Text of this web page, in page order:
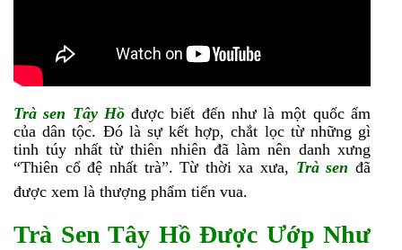
Trà sen Tây Hồđược biết đến như là một quốc ẩm
của dân tộc. Đó là sự kết hợp, chắt lọc từ những gì
tinh túy nhất từ thiên nhiên đã làm nên danh xưng
“Thiên cổ đệ nhất trà”. Từ thời xa xưa, Trà senđã
được xem là thượng phẩm tiến vua.
Trà Sen Tây Hồ Được Ướp Như